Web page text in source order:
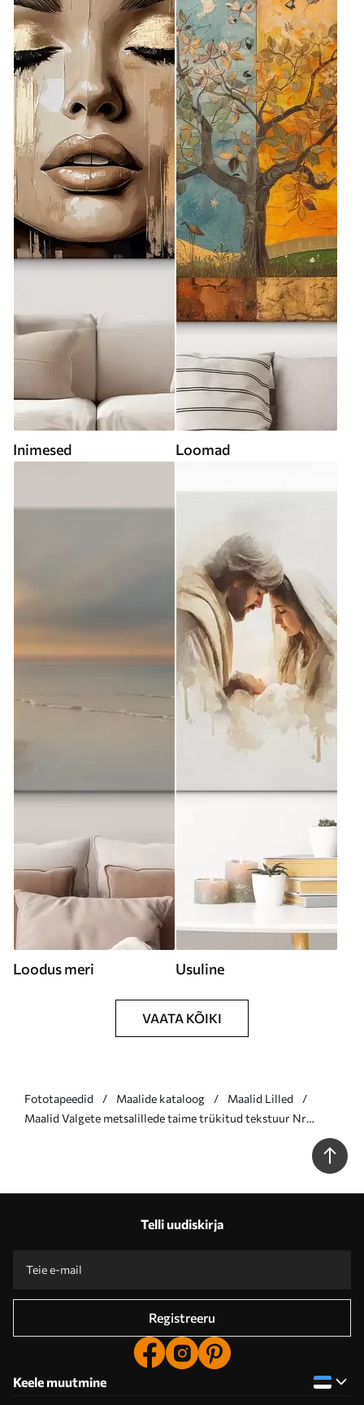
Inimesed Loomad
Loodus meri Usuline
VAATA KÕIKI
Fototapeedid Maalide kataloog
Maalid Lilled
Maalid Valgete metsalillede taime trükitud tekstuur Nr
Telli uudiskirja
Registreeru
Keele muutmine